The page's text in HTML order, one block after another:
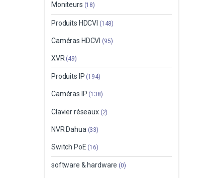
Moniteurs (18)
Produits HDCVI (148)
Caméras HDCVI (95)
XVR (49)
Produits IP (194)
Caméras IP (138)
Clavier réseaux (2)
NVR Dahua (33)
Switch PoE (16)
software & hardware (0)